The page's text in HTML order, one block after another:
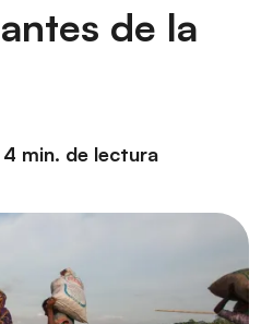
de la
4 min. de lectura